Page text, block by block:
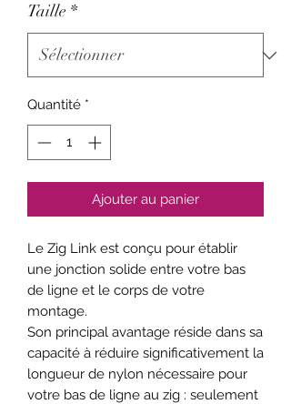
Taille *
Quantité *
Ajouter au panier
Le Zig Link est conçu pour établir
une jonction solide entre votre bas
de ligne et le corps de votre
montage.
Son principal avantage réside dans sa
capacité à réduire significativement la
longueur de nylon nécessaire pour
votre bas de ligne au zig : seulement